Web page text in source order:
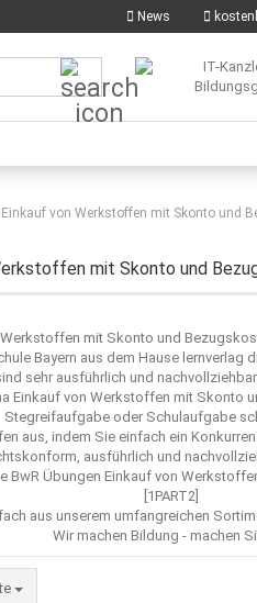
News
Suche...
von Werkstoffen mit Skonto und
mit Skonto und
mit Skonto und
Bayern aus dem Hause lernverlag
sehr ausführlich und
Einkauf von Werkstoffen mit Skonto
Stegreifaufgabe oder Schulaufgabe
aus, indem Sie einfach ein
ausführlich und
BwR Übungen Einkauf von
[1PART2]
aus unserem umfangreichen
Wir machen Bildung - machen